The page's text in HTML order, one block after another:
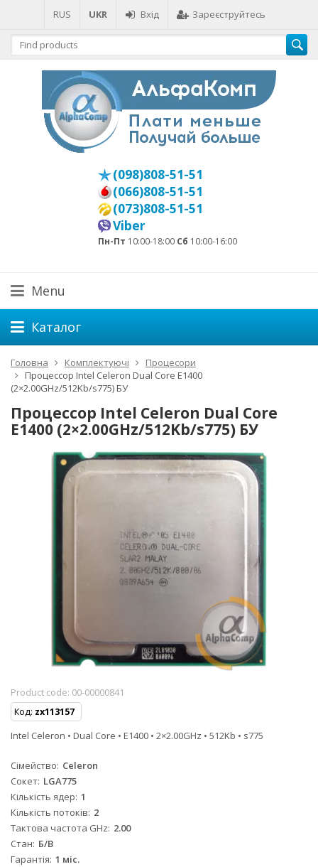
RUS UKR Вхід Зареєструйтесь
(098)808-51-51
(066)808-51-51
(073)808-51-51
Viber
Пн-Пт 10:00-18:00 Сб 10:00-16:00
Menu
Каталог
Головна Комплектуючі
Процесори
Процессор Intel Celeron Dual Core E1400
(2×2.00GHz/512Kb/s775) БУ
Процессор Intel Celeron Dual Core
E1400 (2×2.00GHz/512Kb/s775) БУ
Product code: 00-00000841
Код: zx113157
Intel Celeron • Dual Core • E1400 • 2×2.00GHz • 512Kb • s775
Сімейство Celeron
Сокет LGA775
Кількість ядер 1
Кількість потоків 2
Тактова частота GHz 2.00
Стан Б/B
Гарантія 1 міс.